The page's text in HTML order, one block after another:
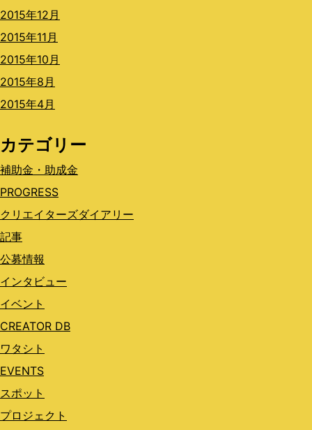
2015年12月
2015年11月
2015年10月
2015年8月
2015年4月
カテゴリー
補助金・助成金
PROGRESS
クリエイターズダイアリー
記事
公募情報
インタビュー
イベント
CREATOR DB
ワタシト
EVENTS
スポット
プロジェクト